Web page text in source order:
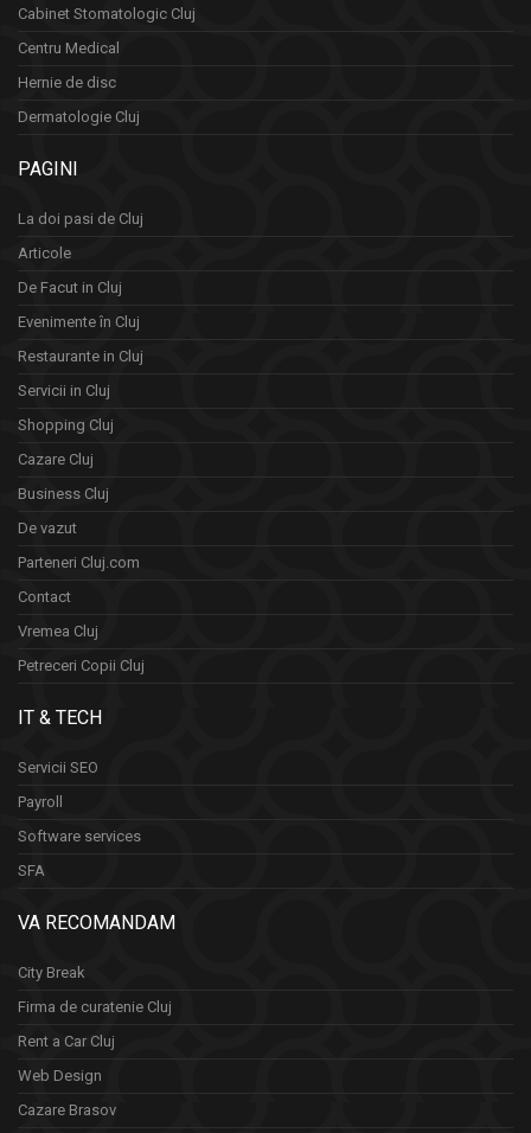
Cabinet Stomatologic Cluj
Centru Medical
Hernie de disc
Dermatologie Cluj
PAGINI
La doi pasi de Cluj
Articole
De Facut in Cluj
Evenimente în Cluj
Restaurante in Cluj
Servicii in Cluj
Shopping Cluj
Cazare Cluj
Business Cluj
De vazut
Parteneri Cluj.com
Contact
Vremea Cluj
Petreceri Copii Cluj
IT & TECH
Servicii SEO
Payroll
Software services
SFA
VA RECOMANDAM
City Break
Firma de curatenie Cluj
Rent a Car Cluj
Web Design
Cazare Brasov